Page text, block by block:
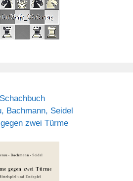
Schachbuch
Bachmann, Seidel
zwei Türme